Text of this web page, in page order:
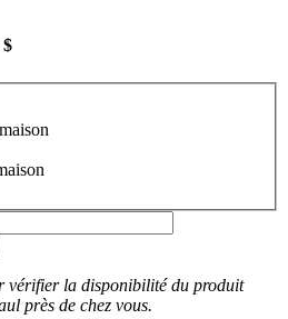
$
vérifier la disponibilité du produit
près de chez vous.